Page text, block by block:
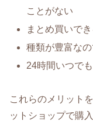
ことがない
まとめ買いで
種類が豊富な
24時間いつで
これらのメリット
ットショップで購